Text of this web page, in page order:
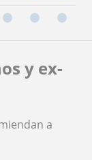
y ex-
a